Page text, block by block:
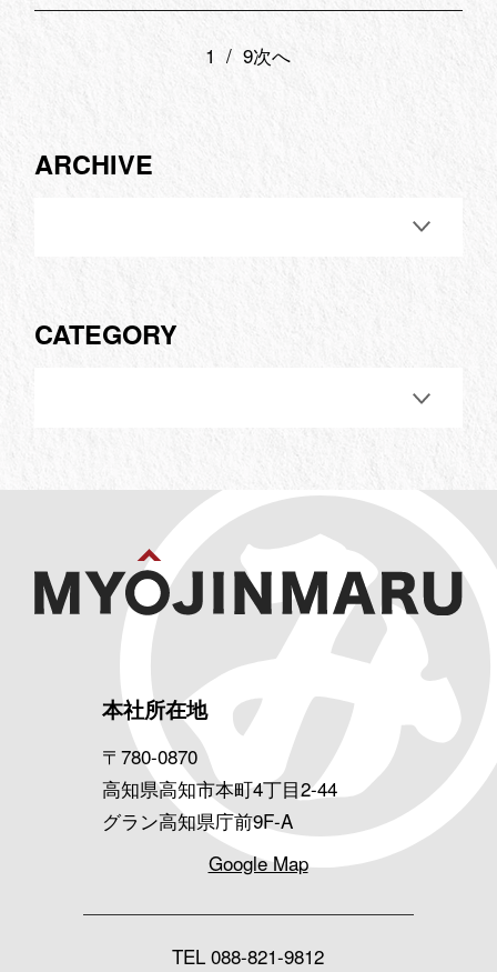
1 / 9次へ
ARCHIVE
CATEGORY
本社所在地
〒780-0870
高知県高知市本町4丁目2-44
グラン高知県庁前9F-A
Google Map
TEL088-821-9812